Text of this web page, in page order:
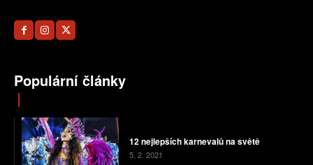
Populární články
12 nejlepších karnevalů na světě
5. 2. 2021